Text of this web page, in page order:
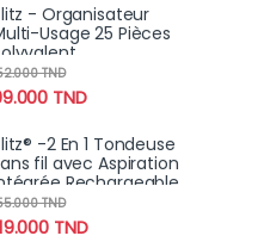
- Organisateur
Usage 25 Pièces
TND
TND
-2 En 1 Tondeuse
fil avec Aspiration
Rechargeable
Étanche Pour Un
Propre et Précis
TND
TND